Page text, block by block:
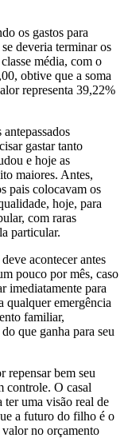
os gastos para
deveria terminar os
média, com o
obtive que a soma
representa 39,22%
gastar tanto
e hoje as
maiores. Antes,
pais colocavam os
hoje, para
com raras
particular.
acontecer antes
pouco por mês, caso
imediatamente para
qualquer emergência
familiar,
que ganha para seu
repensar bem seu
controle. O casal
ter uma visão real de
a futuro do filho é o
no orçamento